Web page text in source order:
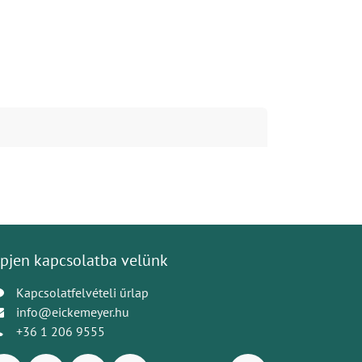
kapcsolatba velünk
Kapcsolatfelvételi űrlap
info@eickemeyer.hu
+36 1 206 9555